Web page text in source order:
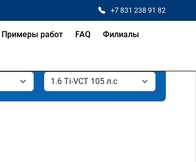
+7 831 238 91 82
Примеры работ FAQ Филиалы